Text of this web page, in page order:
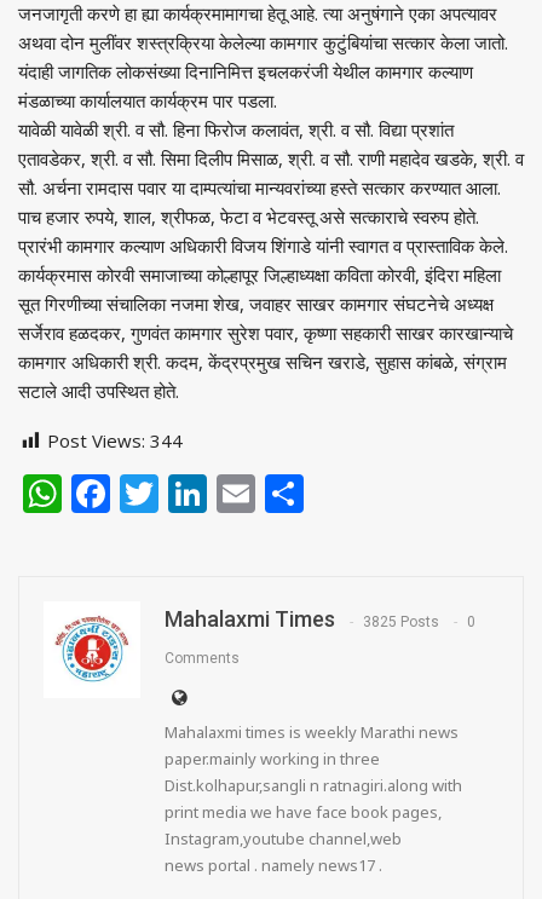
जनजागृती करणे हा ह्या कार्यक्रमामागचा हेतू आहे. त्या अनुषंगाने एका अपत्यावर
अथवा दोन मुलींवर शस्त्रक्रिया केलेल्या कामगार कुटुंबियांचा सत्कार केला जातो.
यंदाही जागतिक लोकसंख्या दिनानिमित्त इचलकरंजी येथील कामगार कल्याण
मंडळाच्या कार्यालयात कार्यक्रम पार पडला.
यावेळी यावेळी श्री. व सौ. हिना फिरोज कलावंत, श्री. व सौ. विद्या प्रशांत
एतावडेकर, श्री. व सौ. सिमा दिलीप मिसाळ, श्री. व सौ. राणी महादेव खडके, श्री. व
सौ. अर्चना रामदास पवार या दाम्पत्यांचा मान्यवरांच्या हस्ते सत्कार करण्यात आला.
पाच हजार रुपये, शाल, श्रीफळ, फेटा व भेटवस्तू असे सत्काराचे स्वरुप होते.
प्रारंभी कामगार कल्याण अधिकारी विजय शिंगाडे यांनी स्वागत व प्रास्ताविक केले.
कार्यक्रमास कोरवी समाजाच्या कोल्हापूर जिल्हाध्यक्षा कविता कोरवी, इंदिरा महिला
सूत गिरणीच्या संचालिका नजमा शेख, जवाहर साखर कामगार संघटनेचे अध्यक्ष
सर्जेराव हळदकर, गुणवंत कामगार सुरेश पवार, कृष्णा सहकारी साखर कारखान्याचे
कामगार अधिकारी श्री. कदम, केंद्रप्रमुख सचिन खराडे, सुहास कांबळे, संग्राम
सटाले आदी उपस्थित होते.
Post Views: 344
WhatsApp
Facebook
Twitter
LinkedIn
Email
Mahalaxmi Times 3825 Posts 0
Comments
Mahalaxmi times is weekly Marathi news
paper.mainly working in three
Dist.kolhapur,sangli n ratnagiri.along with
print media we have face book pages,
Instagram,youtube channel,web
news portal . namely news17 .